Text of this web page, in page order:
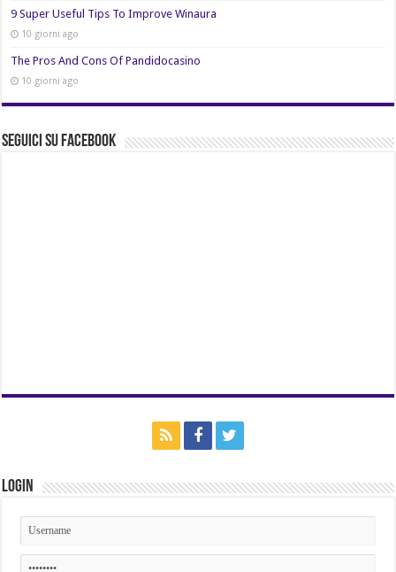
9 Super Useful Tips To Improve Winaura
10 giorni ago
The Pros And Cons Of Pandidocasino
10 giorni ago
Seguici su Facebook
Login